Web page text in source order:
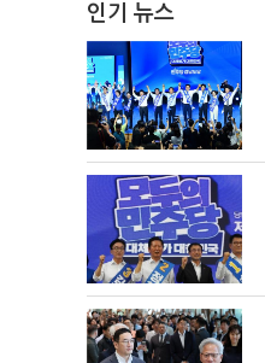
인기 뉴스